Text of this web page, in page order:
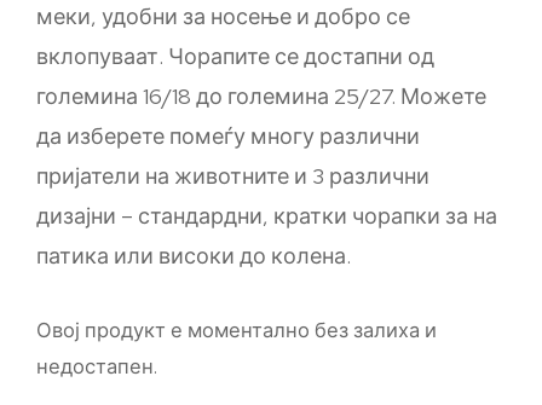
меки, удобни за носење и добро се
вклопуваат. Чорапите се достапни од
големина 16/18 до големина 25/27. Можете
да изберете помеѓу многу различни
пријатели на животните и 3 различни
дизајни – стандардни, кратки чорапки за на
патика или високи до колена.
Овој продукт е моментално без залиха и
недостапен.